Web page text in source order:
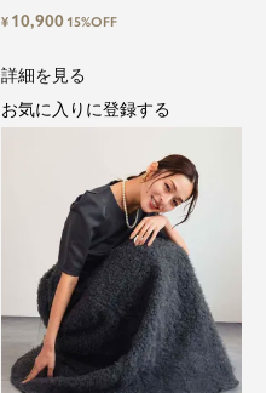
¥ 10,900 15%OFF
詳細を見る
お気に入りに登録する